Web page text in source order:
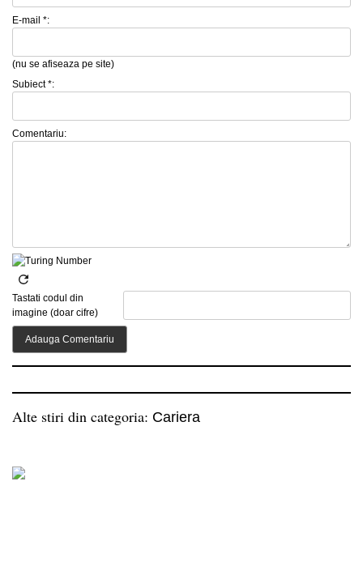
E-mail *:
(nu se afiseaza pe site)
Subiect *:
Comentariu:
Tastati codul din
imagine (doar cifre)
Alte stiri din categoria: Cariera